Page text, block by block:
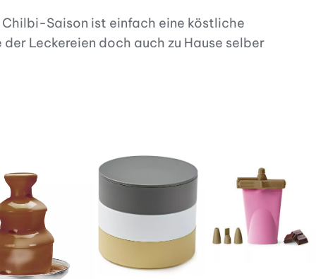
Saison ist einfach eine köstliche
Leckereien doch auch zu Hause selber